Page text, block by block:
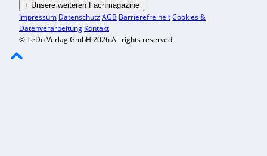
+ Unsere weiteren Fachmagazine
Impressum DatenschutzAGB BarrierefreiheitCookies &
Datenverarbeitung Kontakt
© TeDo Verlag GmbH 2026 All rights reserved.